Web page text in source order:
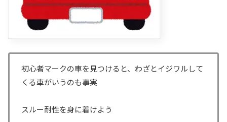
初心者マークの車を見つけると、わざとイジワルして
くる車がいうのも事実
スルー耐性を身に着けよう